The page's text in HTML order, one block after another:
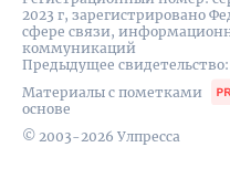
2023 г, зарегистрировано
сфере связи,
коммуникаций
Предыдущее
Материалы с пометками
основе
© 2003-2026 Улпресса